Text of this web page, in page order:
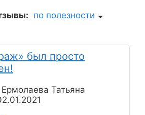
по полезности
был просто
Татьяна